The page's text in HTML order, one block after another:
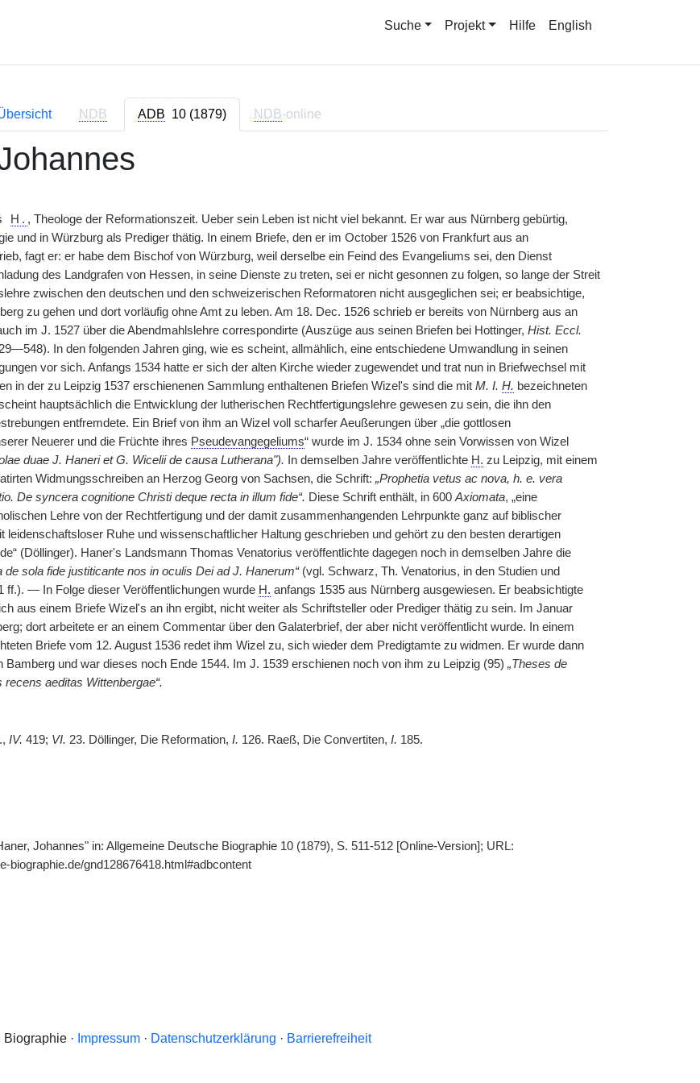
Suche Projekt Hilfe English
NDB ADB 10 (1879) NDB-online
H. , Theologe der Reformationszeit. Ueber sein Leben ist nicht viel bekannt. Er war aus Nürnberg gebürtig,
und in Würzburg als Prediger thätig. In einem Briefe, den er im October 1526 von Frankfurt aus an
fagt er: er habe dem Bischof von Würzburg, weil derselbe ein Feind des Evangeliums sei, den Dienst
des Landgrafen von Hessen, in seine Dienste zu treten, sei er nicht gesonnen zu folgen, so lange der Streit
zwischen den deutschen und den schweizerischen Reformatoren nicht ausgeglichen sei; er beabsichtige,
zu gehen und dort vorläufig ohne Amt zu leben. Am 18. Dec. 1526 schrieb er bereits von Nürnberg aus an
im J. 1527 über die Abendmahlslehre correspondirte (Auszüge aus seinen Briefen bei Hottinger, Hist. Eccl.
In den folgenden Jahren ging, wie es scheint, allmählich, eine entschiedene Umwandlung in seinen
vor sich. Anfangs 1534 hatte er sich der alten Kirche wieder zugewendet und trat nun in Briefwechsel mit
in der zu Leipzig 1537 erschienenen Sammlung enthaltenen Briefen Wizel's sind die mit M. I. H. bezeichneten
hauptsächlich die Entwicklung der lutherischen Rechtfertigungslehre gewesen zu sein, die ihn den
entfremdete. Ein Brief von ihm an Wizel voll scharfer Aeußerungen über „die gottlosen
Neuerer und die Früchte ihres Pseudevangegeliums“ wurde im J. 1534 ohne sein Vorwissen von Wizel
duae J. Haneri et G. Wicelii de causa Lutherana"). In demselben Jahre veröffentlichte H. zu Leipzig, mit einem
Widmungsschreiben an Herzog Georg von Sachsen, die Schrift: „Prophetia vetus ac nova, h. e. vera
De syncera cognitione Christi deque recta in illum fide“. Diese Schrift enthält, in 600 Axiomata, „eine
Lehre von der Rechtfertigung und der damit zusammenhangenden Lehrpunkte ganz auf biblischer
leidenschaftsloser Ruhe und wissenschaftlicher Haltung geschrieben und gehört zu den besten derartigen
(Döllinger). Haner's Landsmann Thomas Venatorius veröffentlichte dagegen noch in demselben Jahre die
de sola fide justiticante nos in oculis Dei ad J. Hanerum“(vgl. Schwarz, Th. Venatorius, in den Studien und
ff.). — In Folge dieser Veröffentlichungen wurde H. anfangs 1535 aus Nürnberg ausgewiesen. Er beabsichtigte
aus einem Briefe Wizel's an ihn ergibt, nicht weiter als Schriftsteller oder Prediger thätig zu sein. Im Januar
dort arbeitete er an einem Commentar über den Galaterbrief, der aber nicht veröffentlicht wurde. In einem
Briefe vom 12. August 1536 redet ihm Wizel zu, sich wieder dem Predigtamte zu widmen. Er wurde dann
Bamberg und war dieses noch Ende 1544. Im J. 1539 erschienen noch von ihm zu Leipzig (95) „Theses de
aeditas Wittenbergae“.
IV. 419; VI. 23. Döllinger, Die Reformation, I. 126. Raeß, Die Convertiten, I. 185.
Johannes" in: Allgemeine Deutsche Biographie 10 (1879), S. 511-512 [Online-Version]; URL:
biographie.de/gnd128676418.html#adbcontent
Biographie · Impressum · Datenschutzerklärung · Barrierefreiheit